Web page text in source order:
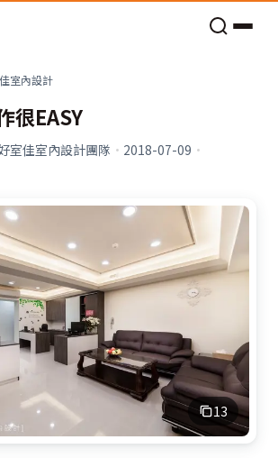
室內設計
很EASY
室佳室內設計團隊 · 2018-07-09 ·
13